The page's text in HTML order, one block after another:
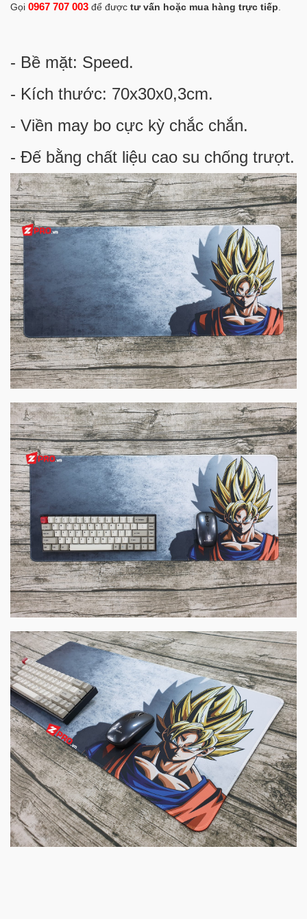
Gọi 0967 707 003 để được tư vấn hoặc mua hàng trực tiếp
- Bề mặt: Speed.
- Kích thước: 70x30x0,3cm.
- Viền may bo cực kỳ chắc chắn.
- Đế bằng chất liệu cao su chống trượt.